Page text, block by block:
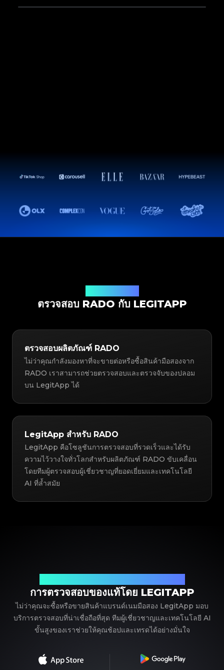
ตรวจสอบ RADO กับ LEGITAPP
ตรวจสอบผลิตภัณฑ์ RADO
ไม่ว่าคุณกำลังมองหาที่จะขายต่อหรือซื้อสินค้ามือสองจาก
RADO เราสามารถช่วยตรวจสอบและตรวจจับของปลอม
บน LegitApp ได้
LegitApp สำหรับ RADO
LegitApp คือโซลูชันการตรวจสอบที่รวดเร็วและได้รับ
ความไว้วางใจทั่วโลกสำหรับผลิตภัณฑ์ RADO ขับเคลื่อน
โดยทีมผู้ตรวจสอบผู้เชี่ยวชาญที่ยอดเยี่ยมและเทคโนโลยี
AI ที่ล้ำสมัย
การตรวจสอบของแท้โดย LEGITAPP
ไม่ว่าคุณจะซื้อหรือขายสินค้าแบรนด์เนมมือสอง LegitApp มอบ
บริการตรวจสอบที่น่าเชื่อถือที่สุด ทีมผู้เชี่ยวชาญและเทคโนโลยี AI
ขั้นสูงของเราช่วยให้คุณช้อปและเทรดได้อย่างมั่นใจ